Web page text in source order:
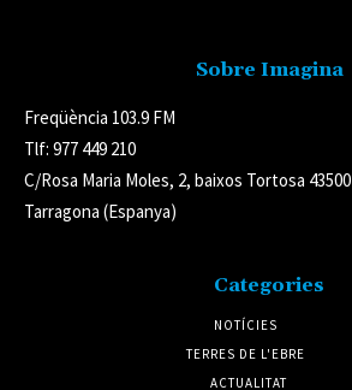
Sobre Imagina
Freqüència 103.9 FM
Tlf: 977 449 210
C/Rosa Maria Moles, 2, baixos Tortosa 43500
Tarragona (Espanya)
Categories
NOTÍCIES
TERRES DE L'EBRE
ACTUALITAT